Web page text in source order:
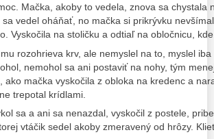
Mačka, akoby to vedela, znova sa chystala
vedel oháňať, no mačka si prikrývku
Vyskočila na stoličku a odtiaľ na obločnicu,
rozohrieva krv, ale nemyslel na to, myslel
nemohol sa ani postaviť na nohy, tým
ako mačka vyskočila z obloka na kredenc a
trepotal krídlami.
sa a ani sa nenazdal, vyskočil z postele,
vtáčik sedel akoby zmeravený od hrôzy.